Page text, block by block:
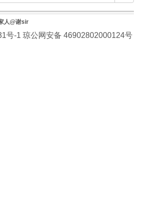
人@谢sir
号-1 琼公网安备 46902802000124号